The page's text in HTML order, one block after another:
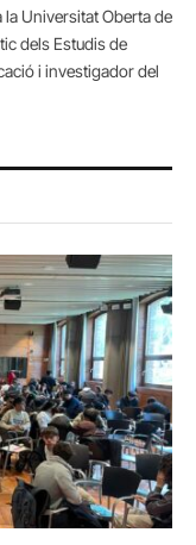
la Universitat Oberta de
dels Estudis de
i investigador del